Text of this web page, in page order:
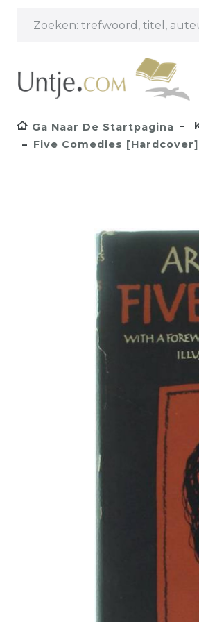
Ga Naar De Startpagina
Five Comedies